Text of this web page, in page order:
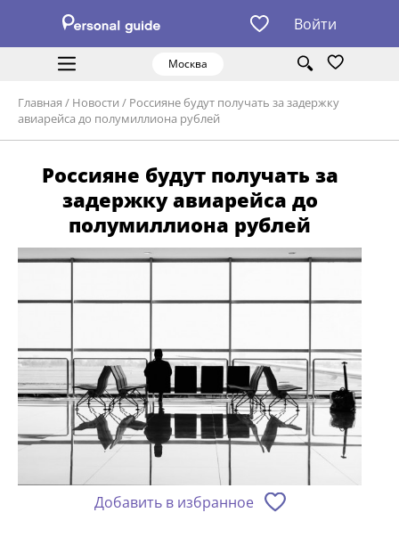
Войти
Москва
Главная / Новости / Россияне будут получать за задержку
авиарейса до полумиллиона рублей
Россияне будут получать за
задержку авиарейса до
полумиллиона рублей
Добавить в избранное